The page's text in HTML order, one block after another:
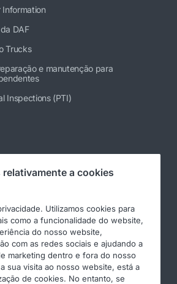
Information
DAF
Trucks
e manutenção para
Inspections (PTI)
a cookies
Utilizamos cookies para
como a funcionalidade do website,
do nosso website,
com as redes sociais e ajudando a
marketing dentro e fora do nosso
sua visita ao nosso website, está a
de cookies. No entanto, se